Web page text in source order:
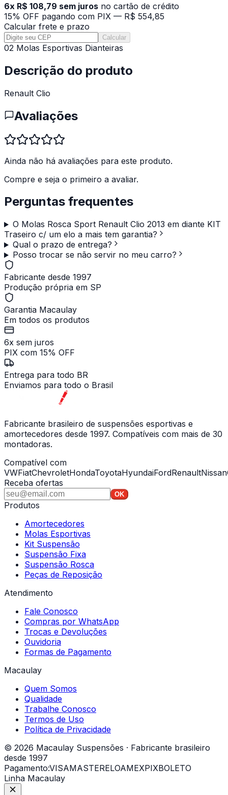
6x R$ 108,79 sem juros no cartão de crédito
15% OFF pagando com PIX — R$ 554,85
Calcular frete e prazo
Calcular
02 Molas Esportivas Dianteiras
Descrição do produto
Renault Clio
Avaliações
Ainda não há avaliações para este produto.
Compre e seja o primeiro a avaliar.
Perguntas frequentes
O Molas Rosca Sport Renault Clio 2013 em diante KIT
Traseiro c/ um elo a mais tem garantia?
Qual o prazo de entrega?
Posso trocar se não servir no meu carro?
Fabricante desde 1997
Produção própria em SP
Garantia Macaulay
Em todos os produtos
6x sem juros
PIX com 15% OFF
Entrega para todo BR
Enviamos para todo o Brasil
Fabricante brasileiro de suspensões esportivas e
amortecedores desde 1997. Compatíveis com mais de 30
montadoras.
Compatível com
VWFiatChevroletHondaToyotaHyundaiFordRenaultNissan
Receba ofertas
OK
Produtos
Amortecedores
Molas Esportivas
Kit Suspensão
Suspensão Fixa
Suspensão Rosca
Peças de Reposição
Atendimento
Fale Conosco
Compras por WhatsApp
Trocas e Devoluções
Ouvidoria
Formas de Pagamento
Macaulay
Quem Somos
Qualidade
Trabalhe Conosco
Termos de Uso
Política de Privacidade
© 2026 Macaulay Suspensões · Fabricante brasileiro
desde 1997
Pagamento:VISAMASTERELOAMEXPIXBOLETO
Linha Macaulay